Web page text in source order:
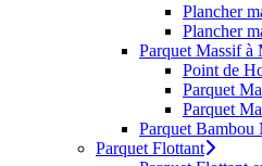
Plancher
Plancher
Parquet Massif à
Point de
Parquet
Parquet
Parquet Bambou
Parquet Flottant